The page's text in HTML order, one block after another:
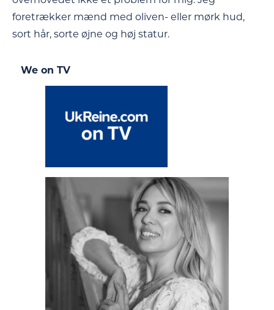
foretrækker mænd med oliven- eller mørk hud,
sort hår, sorte øjne og høj statur.
We on TV